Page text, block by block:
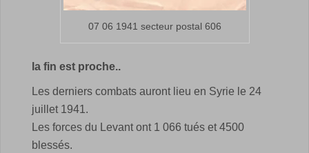
07 06 1941 secteur postal 606
la fin est proche..
Les derniers combats auront lieu en Syrie le 24
juillet 1941.
Les forces du Levant ont 1 066 tués et 4500
blessés.